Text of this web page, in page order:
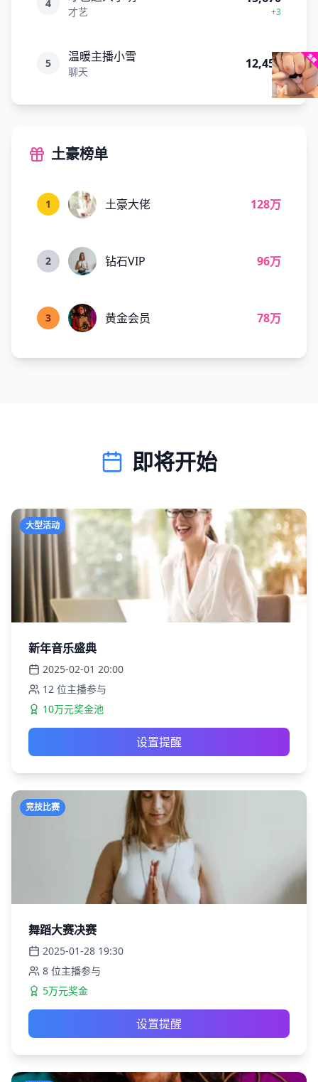
4
才艺 +3
5 温暖主播小雪
聊天
12,450
土豪榜单
1 土豪大佬 128万
2 钻石VIP 96万
3 黄金会员 78万
即将开始
大型活动
新年音乐盛典
2025-02-01 20:00
12 位主播参与
10万元奖金池
设置提醒
竞技比赛
舞蹈大赛决赛
2025-01-28 19:30
8 位主播参与
5万元奖金
设置提醒